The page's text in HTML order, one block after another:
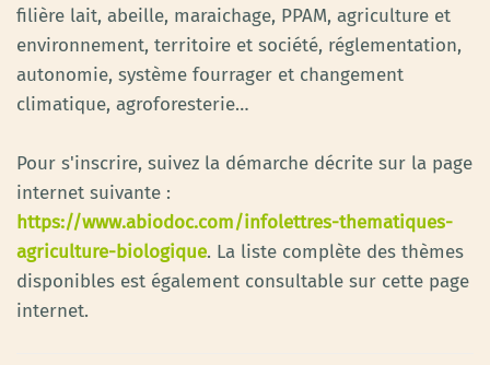
filière lait, abeille, maraichage, PPAM, agriculture et
environnement, territoire et société, réglementation,
autonomie, système fourrager et changement
climatique, agroforesterie…
Pour s'inscrire, suivez la démarche décrite sur la page
internet suivante :
https://www.abiodoc.com/infolettres-thematiques-
agriculture-biologique. La liste complète des thèmes
disponibles est également consultable sur cette page
internet.